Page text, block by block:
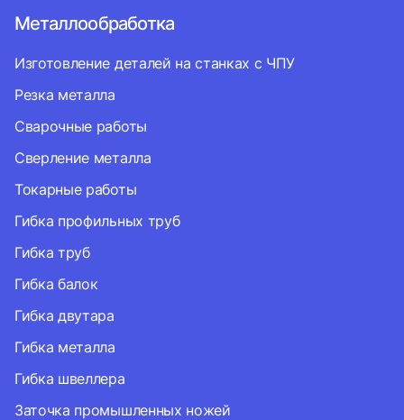
Металлообработка
Изготовление деталей на станках с ЧПУ
Резка металла
Сварочные работы
Сверление металла
Токарные работы
Гибка профильных труб
Гибка труб
Гибка балок
Гибка двутара
Гибка металла
Гибка швеллера
Заточка промышленных ножей